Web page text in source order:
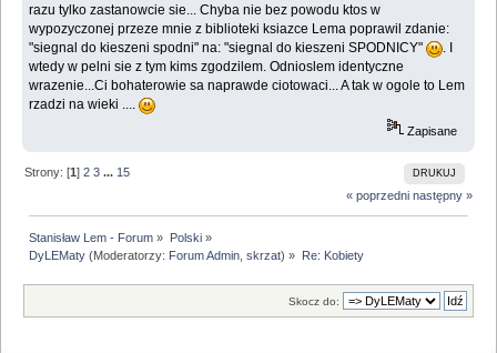
razu tylko zastanowcie sie... Chyba nie bez powodu ktos w
wypozyczonej przeze mnie z biblioteki ksiazce Lema poprawil zdanie:
"siegnal do kieszeni spodni" na: "siegnal do kieszeni SPODNICY"
. I
wtedy w pelni sie z tym kims zgodzilem. Odnioslem identyczne
wrazenie...Ci bohaterowie sa naprawde ciotowaci... A tak w ogole to Lem
rzadzi na wieki ....
Zapisane
DRUKUJ
Strony: [1]2 3 ... 15
« poprzedni następny »
Stanisław Lem - Forum » Polski»
DyLEMaty (Moderatorzy: Forum Admin ,skrzat) » Re: Kobiety
Skocz do: